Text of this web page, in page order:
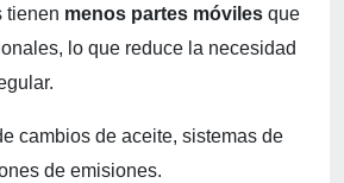
tienen menos partes móviles que
lo que reduce la necesidad
cambios de aceite, sistemas de
de emisiones.